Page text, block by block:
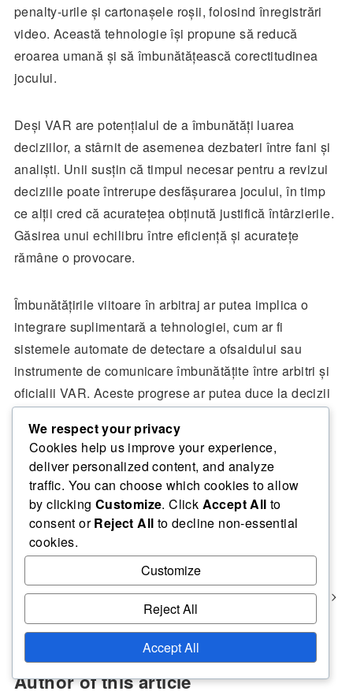
penalty-urile și cartonașele roșii, folosind înregistrări
video. Această tehnologie își propune să reducă
eroarea umană și să îmbunătățească corectitudinea
jocului.
Deși VAR are potențialul de a îmbunătăți luarea
deciziilor, a stârnit de asemenea dezbateri între fani și
analiști. Unii susțin că timpul necesar pentru a revizui
deciziile poate întrerupe desfășurarea jocului, în timp
ce alții cred că acuratețea obținută justifică întârzierile.
Găsirea unui echilibru între eficiență și acuratețe
rămâne o provocare.
Îmbunătățirile viitoare în arbitraj ar putea implica o
integrare suplimentară a tehnologiei, cum ar fi
sistemele automate de detectare a ofsaidului sau
instrumente de comunicare îmbunătățite între arbitri și
oficialii VAR. Aceste progrese ar putea duce la decizii
urmă experiența generală de vizionare pentru fani.
Analiza meciului Cupei Intercontinentale FIFA 2004
Cupa Intercontinentală FIFA 2004: Comparații între jucători,
Context istoric, Moștenire
Cupa Intercontinentală FIFA 2004: Condiții meteorologice,
Calitatea terenului, Suprafața de joc
Author of this article
We respect your privacy
Cookies help us improve your experience,
deliver personalized content, and analyze
traffic. You can choose which cookies to allow
by clicking Customize. Click Accept All to
consent orReject All to decline non-essential
cookies.
Customize
Reject All
Accept All